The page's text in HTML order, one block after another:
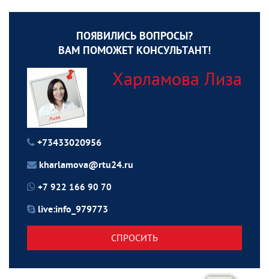
ПОЯВИЛИСЬ ВОПРОСЫ?
ВАМ ПОМОЖЕТ КОНСУЛЬТАНТ!
Харламова Лиза
+73433020956
kharlamova@rtu24.ru
+7 922 166 90 70
live:info_979773
СПРОСИТЬ